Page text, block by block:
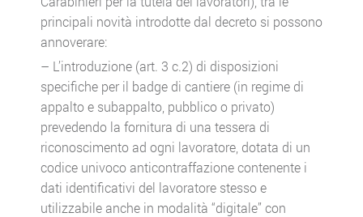
principali novità introdotte dal decreto si possono
annoverare:
– L’introduzione (art. 3 c.2) di disposizioni
specifiche per il badge di cantiere (in regime di
appalto e subappalto, pubblico o privato)
prevedendo la fornitura di una tessera di
riconoscimento ad ogni lavoratore, dotata di un
codice univoco anticontraffazione contenente i
dati identificativi del lavoratore stesso e
utilizzabile anche in modalità “digitale” con